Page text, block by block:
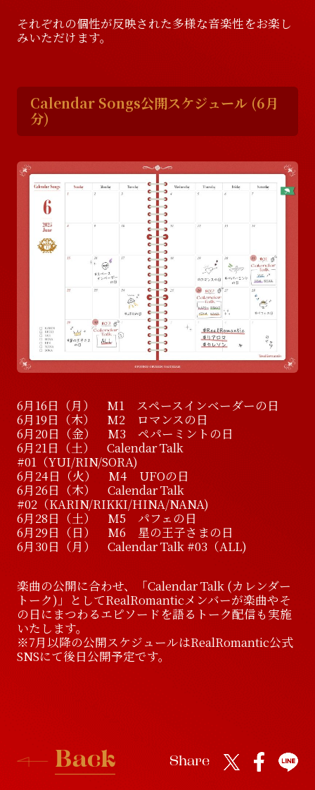
それぞれの個性が反映された多様な音楽性をお楽し
みいただけます。
Calendar Songs公開スケジュール (6月
分)
6月16日（月） M1 スペースインベーダーの日
6月19日（木） M2 ロマンスの日
6月20日（金） M3 ペパーミントの日
6月21日（土） Calendar Talk
#01（YUI/RIN/SORA)
6月24日（火） M4 UFOの日
6月26日（木） Calendar Talk
#02（KARIN/RIKKI/HINA/NANA)
6月28日（土） M5 パフェの日
6月29日（日） M6 星の王子さまの日
6月30日（月） Calendar Talk #03（ALL)
楽曲の公開に合わせ、「Calendar Talk (カレンダー
トーク)」としてRealRomanticメンバーが楽曲やそ
の日にまつわるエピソードを語るトーク配信も実施
いたします。
※7月以降の公開スケジュールはRealRomantic公式
SNSにて後日公開予定です。
Back
Share